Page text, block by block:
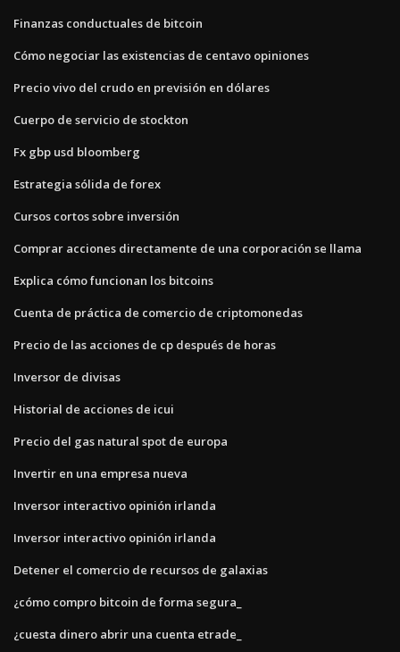
Finanzas conductuales de bitcoin
Cómo negociar las existencias de centavo opiniones
Precio vivo del crudo en previsión en dólares
Cuerpo de servicio de stockton
Fx gbp usd bloomberg
Estrategia sólida de forex
Cursos cortos sobre inversión
Comprar acciones directamente de una corporación se llama
Explica cómo funcionan los bitcoins
Cuenta de práctica de comercio de criptomonedas
Precio de las acciones de cp después de horas
Inversor de divisas
Historial de acciones de icui
Precio del gas natural spot de europa
Invertir en una empresa nueva
Inversor interactivo opinión irlanda
Inversor interactivo opinión irlanda
Detener el comercio de recursos de galaxias
¿cómo compro bitcoin de forma segura_
¿cuesta dinero abrir una cuenta etrade_